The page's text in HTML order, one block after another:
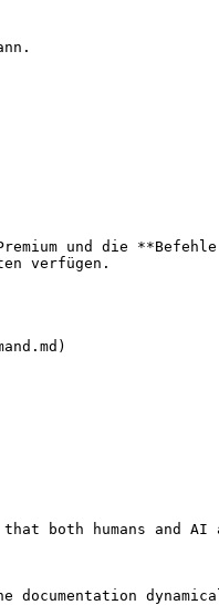
und die **Befehle
verfügen.
both humans and